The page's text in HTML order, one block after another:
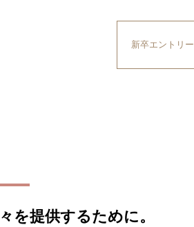
新卒エントリー
を提供するために。